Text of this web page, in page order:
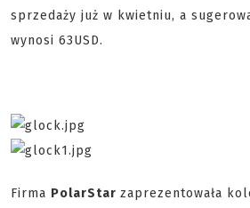
sprzedaży już w kwietniu, a
wynosi 63USD.
Firma PolarStar zaprezentowała